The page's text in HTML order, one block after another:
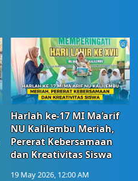
Harlah ke-17 MI Ma’arif
NU Kalilembu Meriah,
Pererat Kebersamaan
dan Kreativitas Siswa
19 May 2026, 12:00 AM